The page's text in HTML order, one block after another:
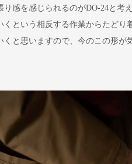
り感を感じられるのがDO-24と考
くという相反する作業からたどり
くと思いますので、今のこの形が